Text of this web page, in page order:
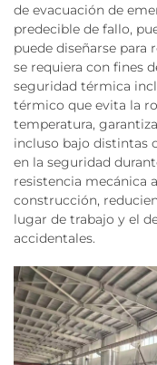
de evacuación de
predecible de fallo,
puede diseñarse para
se requiera con fines
seguridad térmica
térmico que evita la
temperatura,
incluso bajo distintas
en la seguridad
resistencia mecánica
construcción,
lugar de trabajo y el
accidentales.